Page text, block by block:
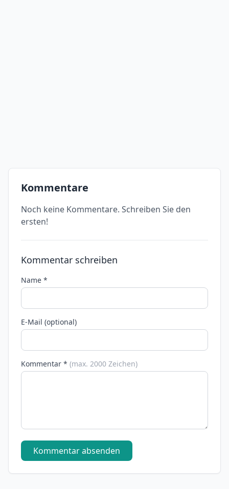
Kommentare
Noch keine Kommentare. Schreiben Sie den
ersten!
Kommentar schreiben
Name *
E-Mail (optional)
Kommentar * (max. 2000 Zeichen)
Kommentar absenden